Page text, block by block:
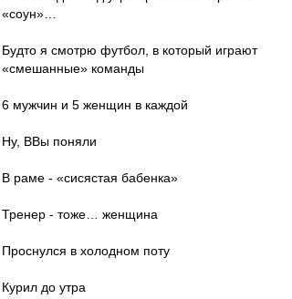
«соун»…
Будто я смотрю футбол, в который играют
«смешанные» команды
6 мужчин и 5 женщин в каждой
Ну, ВВы поняли
В раме - «сисястая бабенка»
Тренер - тоже… женщина
Проснулся в холодном поту
Курил до утра